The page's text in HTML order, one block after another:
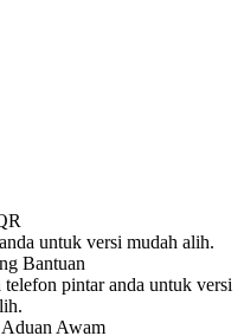
untuk versi mudah alih.
pintar anda untuk versi